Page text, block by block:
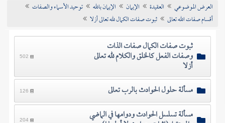
تراجم الأعلام
العرض الموضوعي العقيدة الإيمان الإيمان بالله
توحيد الأسماء والصفات
أقسام صفات الله تعالى
ثبوت صفات الكمال لله تعالى أزلا
ثبوت صفات الكمال صفات الذات
وصفات الفعل كالخلق والكلام لله تعالى
أزلا
502
مسألة حلول الحوادث بالرب تعالى 126
مسألة تسلسل الحوادث ودوامها في الماضي 204